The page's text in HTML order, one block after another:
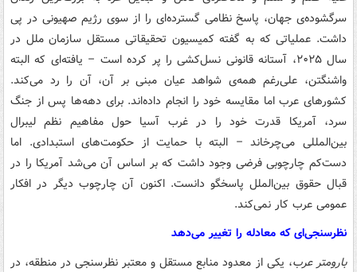
سرگشوده‌ی جهان، پاسخ نظامی گسترده‌ای را از سوی رژیم صهیونی در پی
داشت. عملیاتی که به گفته کمیسیون تحقیقاتی مستقل سازمان ملل در
سال ۲۰۲۵، آستانه قانونی نسل‌کشی را پر کرده است – یافته‌ای که البته
واشنگتن، علی‌رغم همه‌ی شواهد عیان مبنی بر آن، آن را رد می‌کند.
کشورهای عرب اما مقایسه خود را انجام داده‌اند. برای دهه‌ها پس از جنگ
سرد، آمریکا قدرت خود را در غرب آسیا حول مفاهیم نظم لیبرال
بین‌المللی می‌چرخاند – البته با حمایت از حکومت‌های استبدادی. اما
دست‌کم چارچوبی فرضی وجود داشت که بر اساس آن می‌شد آمریکا را در
قبال حقوق بین‌الملل پاسخگو دانست. اکنون آن چارچوب دیگر در افکار
عمومی عرب کار نمی‌کند.
نظرسنجی‌ای که معادله را تغییر می‌دهد
بارومتر عرب، یکی از معدود منابع مستقل و معتبر نظرسنجی در منطقه، در